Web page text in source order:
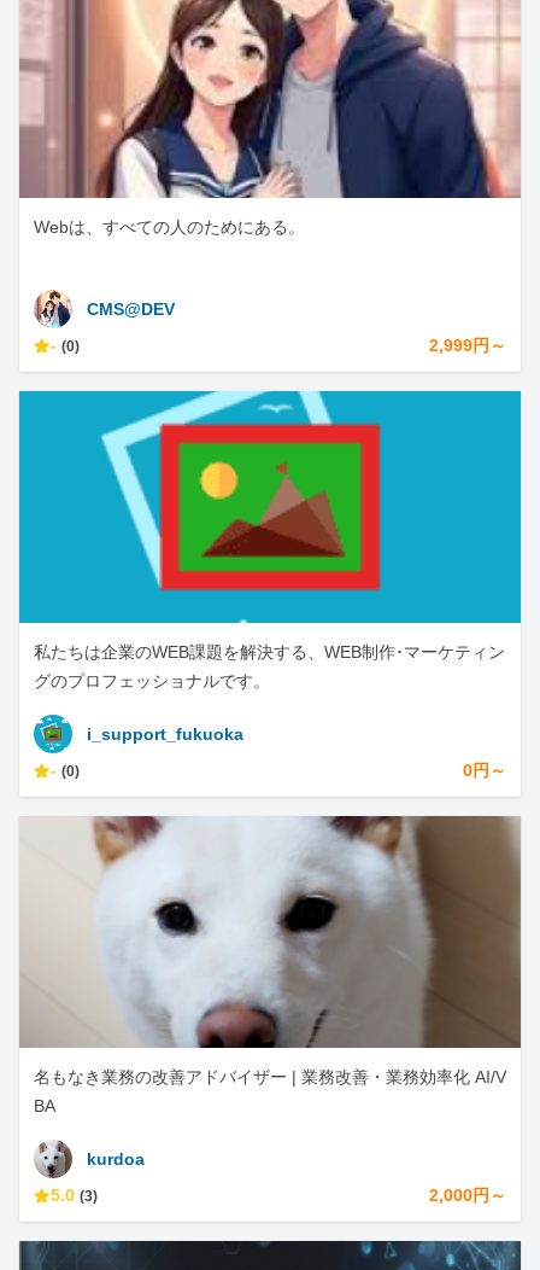
Webは、すべての人のためにある。
CMS@DEV
- (0) 2,999円～
私たちは企業のWEB課題を解決する、WEB制作･マーケティン
グのプロフェッショナルです。
i_support_fukuoka
- (0) 0円～
名もなき業務の改善アドバイザー | 業務改善・業務効率化 AI/V
BA
kurdoa
5.0 (3) 2,000円～